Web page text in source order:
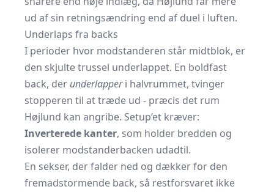
ud af sin retningsændring end af duel i luften.
Underlaps fra backs
I perioder hvor modstanderen står midtblok, er
den skjulte trussel underlappet. En boldfast
back, der underlapperi halvrummet, tvinger
stopperen til at træde ud - præcis det rum
Højlund kan angribe. Setup’et kræver:
Inverterede kanter, som holder bredden og
isolerer modstanderbacken udadtil.
En sekser, der falder ned og dækker for den
fremadstormende back, så restforsvaret ikke